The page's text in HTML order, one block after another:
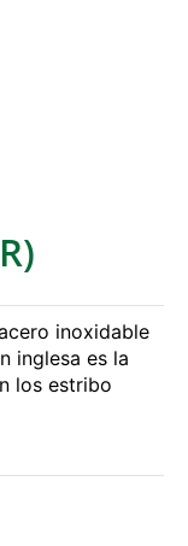
inoxidable
inglesa es la
los estribo